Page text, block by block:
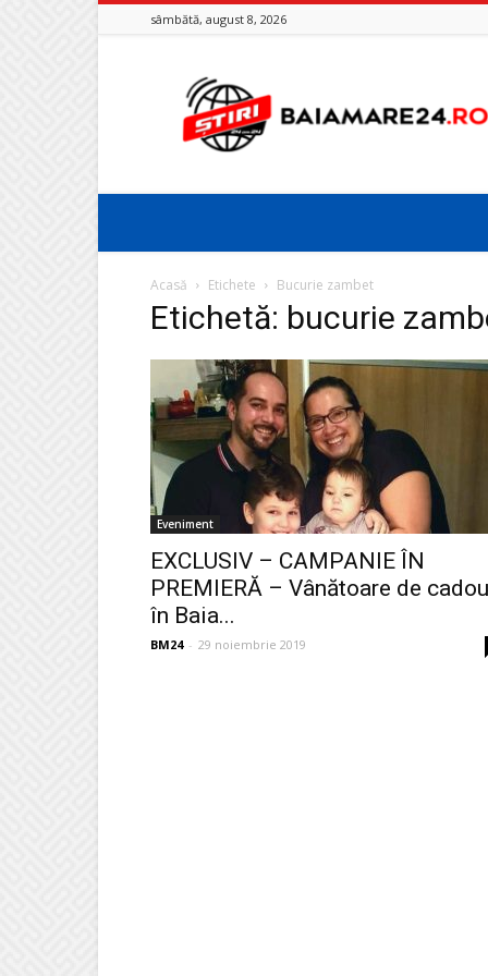
sâmbătă, august 8, 2026
Baia
Mare
24
Acasă Etichete Bucurie zambet
Etichetă: bucurie
Eveniment
EXCLUSIV – CAMPANIE ÎN
PREMIERĂ – Vânătoare de
în Baia...
BM24 - 29 noiembrie 2019